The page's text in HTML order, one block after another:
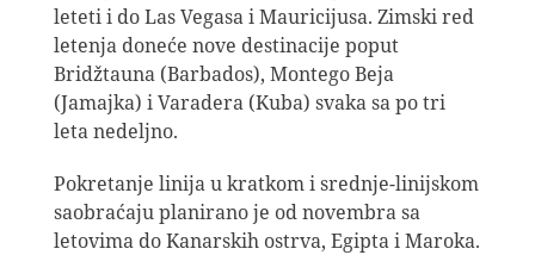
leteti i do Las Vegasa i Mauricijusa. Zimski red
letenja doneće nove destinacije poput
Bridžtauna (Barbados), Montego Beja
(Jamajka) i Varadera (Kuba) svaka sa po tri
leta nedeljno.
Pokretanje linija u kratkom i srednje-linijskom
saobraćaju planirano je od novembra sa
letovima do Kanarskih ostrva, Egipta i Maroka.